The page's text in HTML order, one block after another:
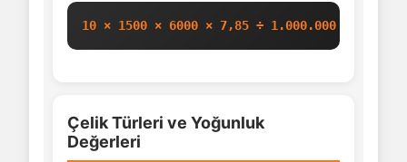
10 × 1500 × 6000 × 7,85 ÷ 1.000.000 = 706,50
Çelik Türleri ve Yoğunluk
Değerleri